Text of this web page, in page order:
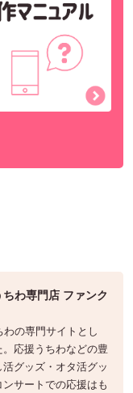
わ専門店 ファンク
の専門サイトとし
応援うちわなどの豊
グッズ・オタ活グッ
サートでの応援はも